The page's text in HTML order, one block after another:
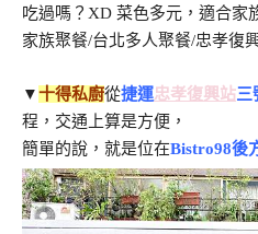
▼十得私廚從捷運忠孝復興站三
程，交通上算是方便，
簡單的說，就是位在Bistro98後